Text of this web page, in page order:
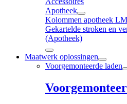
Apotheek
Kolommen apotheek LM
Gekartelde stroken en
(Apotheek)
Maatwerk oplossingen
Voorgemonteerde laden